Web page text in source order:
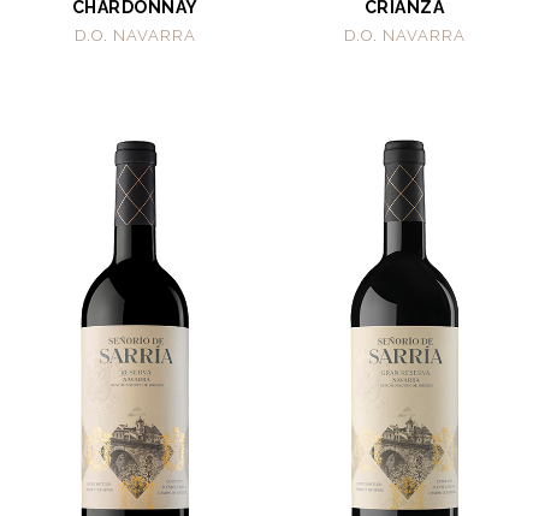
CHARDONNAY
D.O. NAVARRA
CRIANZA
D.O. NAVARRA